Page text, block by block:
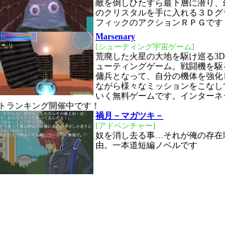
敵を倒しひたすら最下層に潜り、
のクリスタルを手に入れる３Ｄグ
フィックのアクションＲＰＧです
Marsenary
[シューティング宇宙ゲーム]
荒廃した火星の大地を駆け巡る
ューティングゲーム。戦闘機を駆
傭兵となって、自分の機体を強化
ながら様々なミッションをこなし
いく無料ゲームです。インターネ
トランキング開催中です！
禍月－マガツキ－
[アドベンチャー]
奴を消し去る事…それが俺の存在
由。一本道短編ノベルです